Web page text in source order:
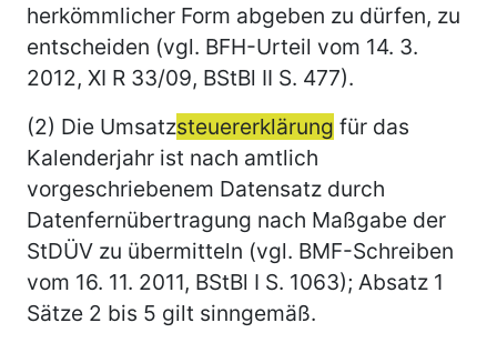
herkömmlicher Form abgeben zu dürfen, zu
entscheiden (vgl. BFH-Urteil vom 14. 3.
2012, XI R 33/09, BStBl II S. 477).
(2) Die Umsatzsteuererklärung für das
Kalenderjahr ist nach amtlich
vorgeschriebenem Datensatz durch
Datenfernübertragung nach Maßgabe der
StDÜV zu übermitteln (vgl. BMF-Schreiben
vom 16. 11. 2011, BStBl I S. 1063); Absatz 1
Sätze 2 bis 5 gilt sinngemäß.